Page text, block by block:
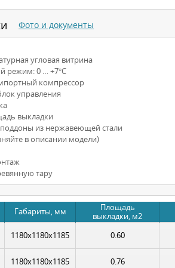
угловая витрина
режим: 0 … +7°С
компрессор
управления
выкладки
из нержавеющей стали
в описании модели)
тару
Фото и документы
Габариты, мм
Площадь
выкладки, м2
1180х1180х1185 0.60
1180х1180х1185 0.76